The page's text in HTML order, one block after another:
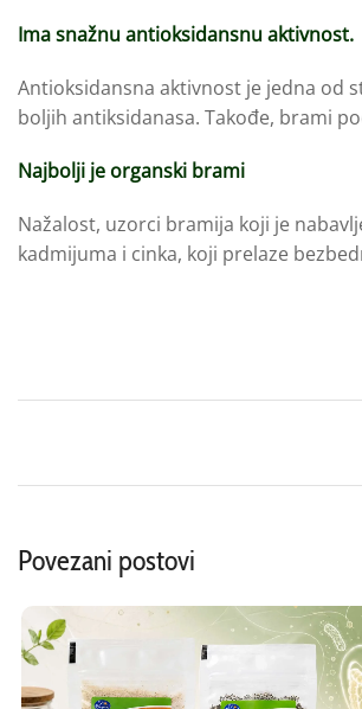
Ima snažnu antioksidansnu aktivnost.
Antioksidansna aktivnost je jedna od
boljih antiksidanasa. Takođe, brami
Najbolji je organski brami
Nažalost, uzorci bramija koji je
kadmijuma i cinka, koji prelaze
Povezani postovi